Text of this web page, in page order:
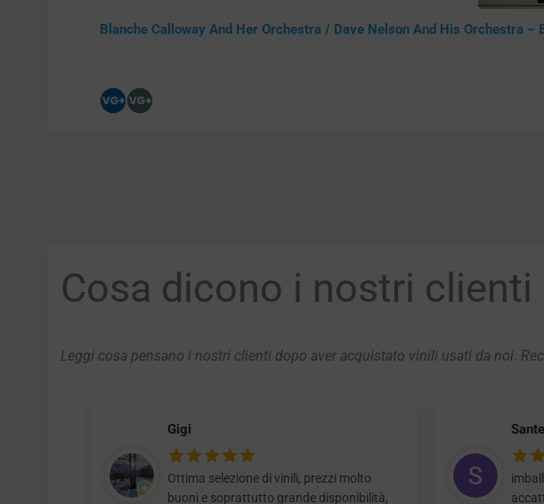
Blanche Calloway And Her Orchestra / Dave Nelson And His Orchestra
Cosa dicono i nostri clienti
Leggi cosa pensano i nostri clienti dopo aver acquistato vinili usati da noi.
Gigi
Ottima selezione di vinili, prezzi molto
buoni e soprattutto grande disponibilità,